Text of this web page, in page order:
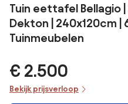
Tuin eettafel Bellagio
Dekton | 240x120cm |
Tuinmeubelen
€ 2.500
Bekijk prijsverloop